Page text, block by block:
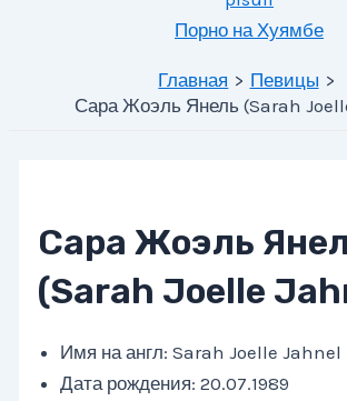
Порно на Хуямбе
Главная
Певицы
Сара Жоэль Янель (Sarah
Сара Жоэль
(Sarah Joelle
Имя на англ: Sarah Joelle Jahnel
Дата рождения: 20.07.1989